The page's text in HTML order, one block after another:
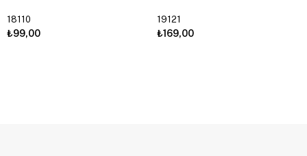
18110
₺99,00
19121
₺169,00